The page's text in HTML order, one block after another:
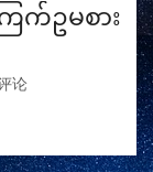
က်ဥမစား
论